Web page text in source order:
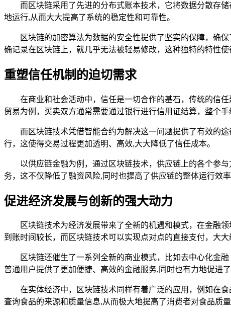
而区块链采用了先进的分布式账本技术，它将数据分散存
地运行,从而大大提高了系统的稳定性和可靠性。
区块链的加密算法为数据的安全性提供了坚实的保障，确
确记录在区块链上，就几乎无法被轻易修改，这种独特的特性
重塑信任机制的迫切需求
在商业和社会活动中，信任是一切合作的基石，传统的信
贸易为例，买卖双方通常需要通过银行进行信用证结算，整个手
而区块链技术凭借智能合约为解决这一问题提供了有效的
行，这使得交易过程更加透明、高效,大大降低了信任成本。
以供应链金融为例，通过区块链技术，供应链上的各个参
务，这不仅降低了融资风险,同时也提高了供应链的整体运行效率
促进经济发展与创新的强大动力
区块链技术为经济发展带来了全新的机遇和模式，在金融
到账时间较长，而区块链技术可以实现点对点的直接支付，大大
区块链还催生了一系列全新的商业模式，比如去中心化金
普通用户提供了更加便捷、高效的金融服务,同时也有力地促进了
在实体经济中，区块链技术同样有着广泛的应用，例如在
查询食品的来源和质量信息,从而极大地提高了消费者对食品质量